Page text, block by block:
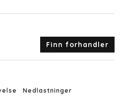
Finn forhandler
Nedlastninger